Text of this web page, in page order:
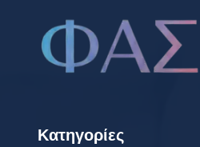
Κατηγορίες